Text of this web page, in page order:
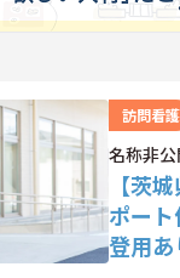
訪問看護
名称非
【茨
ポー
登用あ